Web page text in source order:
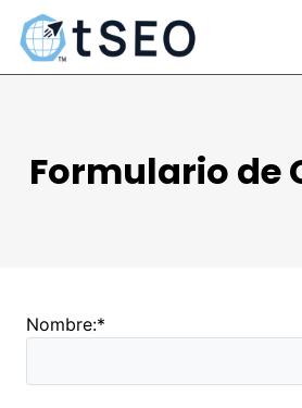
Formulario de
Nombre:*